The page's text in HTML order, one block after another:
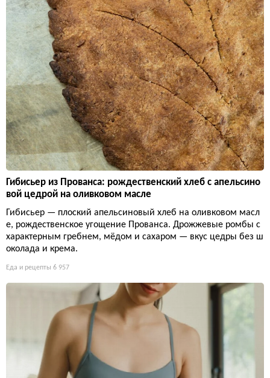
Гибисьер из Прованса: рождественский хлеб с апельсино
вой цедрой на оливковом масле
Гибисьер — плоский апельсиновый хлеб на оливковом масл
е, рождественское угощение Прованса. Дрожжевые ромбы с
характерным гребнем, мёдом и сахаром — вкус цедры без ш
околада и крема.
Еда и рецепты 6 957